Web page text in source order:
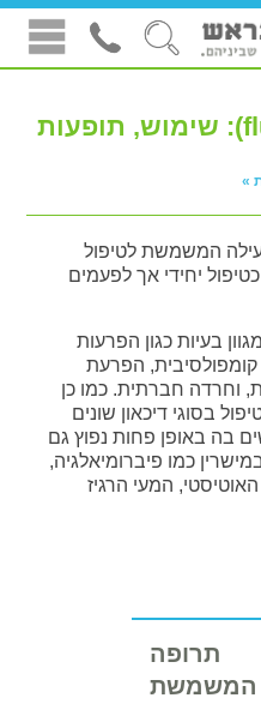
פבוקסיל (fluvoxamine): שימוש, תופעות
המשמשת לטיפול
יחידי אך לפעמים
בעיות כגון הפרעות
הפרעת
וחרדה חברתית. כמו כן
בסוגי דיכאון שונים
בה באופן פחות נפוץ גם
כמו פיברומיאלגיה,
המעי הרגיז
תרופה
המשמשת